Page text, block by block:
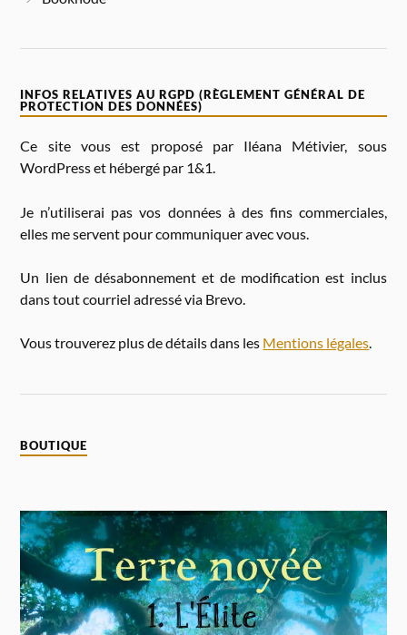
INFOS RELATIVES AU RGPD (RÈGLEMENT GÉNÉRAL DE
PROTECTION DES DONNÉES)
Ce site vous est proposé par Iléana Métivier, sous
WordPress et hébergé par 1&1.
Je n’utiliserai pas vos données à des fins commerciales,
elles me servent pour communiquer avec vous.
Un lien de désabonnement et de modification est inclus
dans tout courriel adressé via Brevo.
Vous trouverez plus de détails dans les Mentions légales.
BOUTIQUE